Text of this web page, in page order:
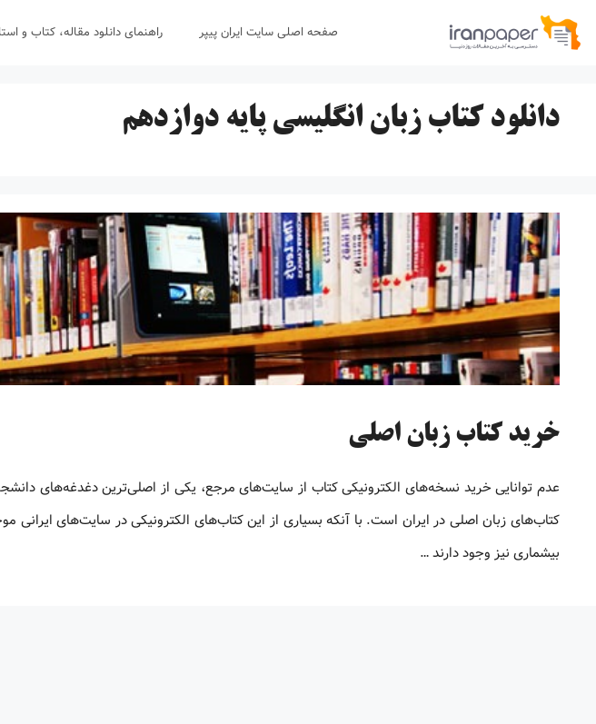
پرش
صفحه اصلی سایت ایران پیپر راهنمای دانلود مقاله، کتاب و
دانلود کتاب زبان انگلیسی پایه دوازدهم
خرید کتاب زبان اصلی
عدم توانایی خرید نسخه‌های الکترونیکی کتاب‌ از سایت‌های مرجع، یکی از اصلی‌ترین دغدغه‌های
کتاب‌های زبان اصلی در ایران است. با آنکه بسیاری از این کتاب‌های الکترونیکی در سایت‌های ایرانی
بیشماری نیز وجود دارند …